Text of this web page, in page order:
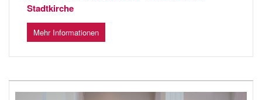
Stadtkirche
Mehr Informationen